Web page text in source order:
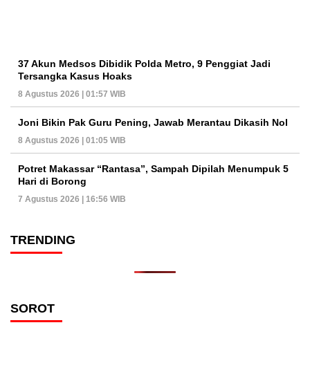
37 Akun Medsos Dibidik Polda Metro, 9 Penggiat Jadi
Tersangka Kasus Hoaks
8 Agustus 2026 | 01:57 WIB
Joni Bikin Pak Guru Pening, Jawab Merantau Dikasih Nol
8 Agustus 2026 | 01:05 WIB
Potret Makassar “Rantasa”, Sampah Dipilah Menumpuk 5
Hari di Borong
7 Agustus 2026 | 16:56 WIB
TRENDING
SOROT